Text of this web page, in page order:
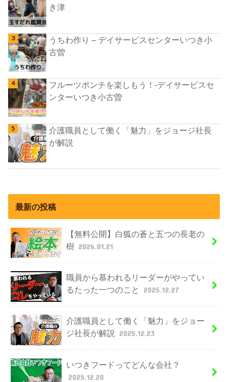
き津
うちわ作り – デイサービスセンターいつき小
古曽
フルーツポンチを楽しもう！-デイサービスセ
ンターいつき小古曽
介護職員として働く「魅力」をジョージ社長
が解説
最新の投稿
【無料公開】白狐の蒼と五つの長老の
樹 2026.01.21
職員から慕われるリーダーがやってい
るたった一つのこと
2025.12.27
介護職員として働く「魅力」をジョー
ジ社長が解説
2025.12.23
いつきフードってどんな会社？
2025.12.20